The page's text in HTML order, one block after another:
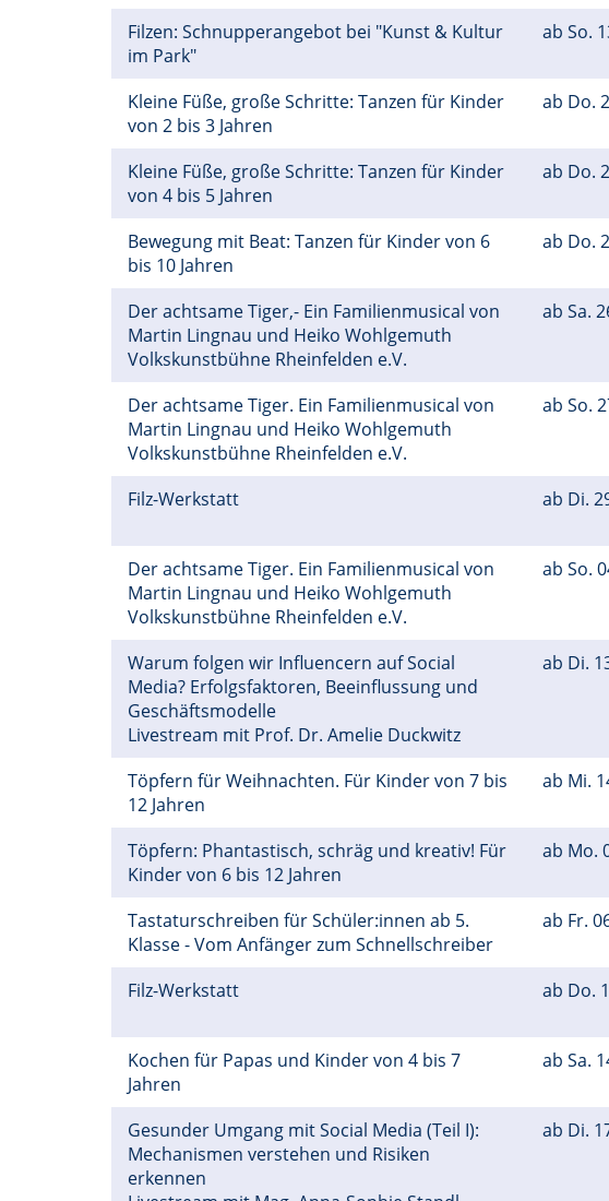
Filzen: Schnupperangebot bei "Kunst & Kultur
im Park"
ab So.
Kleine Füße, große Schritte: Tanzen für Kinder
von 2 bis 3 Jahren
ab Do.
Kleine Füße, große Schritte: Tanzen für Kinder
von 4 bis 5 Jahren
ab Do.
Bewegung mit Beat: Tanzen für Kinder von 6
bis 10 Jahren
ab Do.
Der achtsame Tiger,- Ein Familienmusical von
Martin Lingnau und Heiko Wohlgemuth
Volkskunstbühne Rheinfelden e.V.
ab Sa.
Der achtsame Tiger. Ein Familienmusical von
Martin Lingnau und Heiko Wohlgemuth
Volkskunstbühne Rheinfelden e.V.
ab So.
Filz-Werkstatt ab Di.
Der achtsame Tiger. Ein Familienmusical von
Martin Lingnau und Heiko Wohlgemuth
Volkskunstbühne Rheinfelden e.V.
ab So.
Warum folgen wir Influencern auf Social
Media? Erfolgsfaktoren, Beeinflussung und
Geschäftsmodelle
Livestream mit Prof. Dr. Amelie Duckwitz
ab Di.
Töpfern für Weihnachten. Für Kinder von 7 bis
12 Jahren
ab Mi.
Töpfern: Phantastisch, schräg und kreativ! Für
Kinder von 6 bis 12 Jahren
ab Mo.
Tastaturschreiben für Schüler:innen ab 5.
Klasse - Vom Anfänger zum Schnellschreiber
ab Fr.
Filz-Werkstatt ab Do.
Kochen für Papas und Kinder von 4 bis 7
Jahren
ab Sa.
Gesunder Umgang mit Social Media (Teil I):
Mechanismen verstehen und Risiken
erkennen
ab Di.